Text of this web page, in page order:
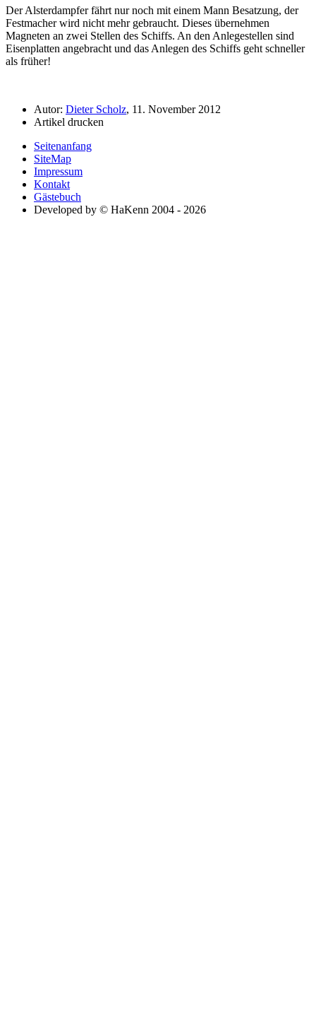
Der Alsterdampfer fährt nur noch mit einem Mann Besatzung, der
Festmacher wird nicht mehr gebraucht. Dieses übernehmen
Magneten an zwei Stellen des Schiffs. An den Anlegestellen sind
Eisenplatten angebracht und das Anlegen des Schiffs geht schneller
als früher!
Autor: Dieter Scholz, 11. November 2012
Artikel drucken
Seitenanfang
SiteMap
Impressum
Kontakt
Gästebuch
Developed by © HaKenn 2004 - 2026